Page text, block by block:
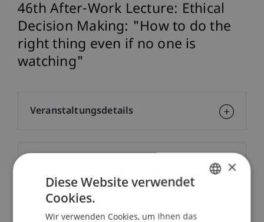
46th After-Work Lecture: Ethical
Decision Making: "How to do the
right thing even if no one is
watching"
Veranstaltungsdetails
Downloads/Links
×
Diese Website verwendet
Cookies.
Wir verwenden Cookies, um Ihnen das